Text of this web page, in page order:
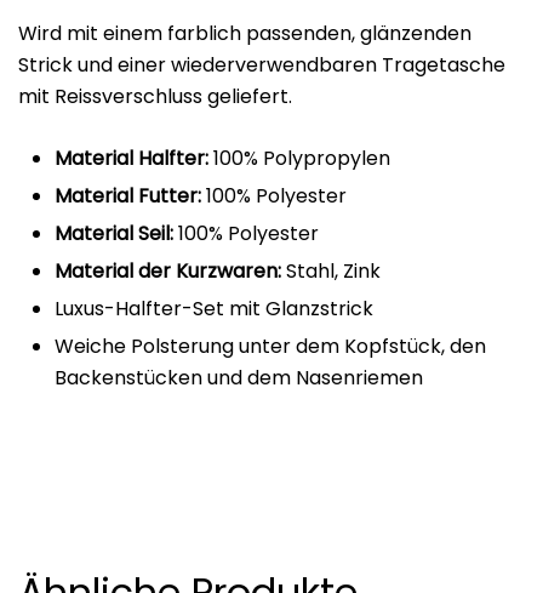
Wird mit einem farblich passenden, glänzenden
Strick und einer wiederverwendbaren Tragetasche
mit Reissverschluss geliefert.
Material Halfter:100% Polypropylen
Material Futter:100% Polyester
Material Seil:100% Polyester
Material der Kurzwaren:Stahl, Zink
Luxus-Halfter-Set mit Glanzstrick
Weiche Polsterung unter dem Kopfstück, den
Backenstücken und dem Nasenriemen